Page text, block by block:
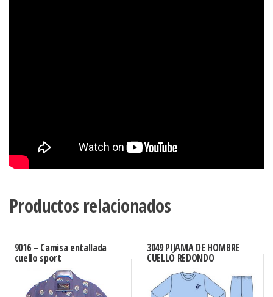
Productos relacionados
9016 – Camisa entallada
cuello sport
3049 PIJAMA DE HOMBRE
CUELLO REDONDO